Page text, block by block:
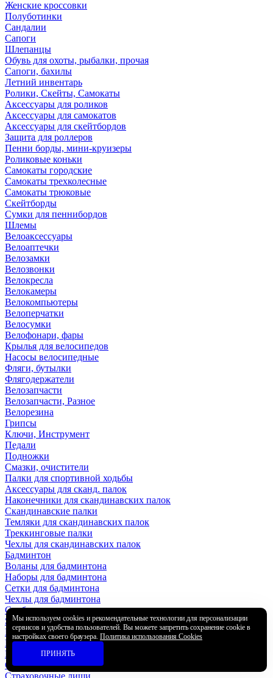
Женские кроссовки
Полуботинки
Сандалии
Сапоги
Шлепанцы
Обувь для охоты, рыбалки, прочая
Сапоги, бахилы
Летний инвентарь
Ролики, Скейты, Самокаты
Аксессуары для роликов
Аксессуары для самокатов
Аксессуары для скейтбордов
Защита для роллеров
Пенни борды, мини-круизеры
Роликовые коньки
Самокаты городские
Самокаты трехколесные
Самокаты трюковые
Скейтборды
Сумки для пеннибордов
Шлемы
Велоаксессуары
Велоаптечки
Велозамки
Велозвонки
Велокресла
Велокамеры
Велокомпьютеры
Велоперчатки
Велосумки
Велофонари, фары
Крылья для велосипедов
Насосы велосипедные
Фляги, бутылки
Флягодержатели
Велозапчасти
Велозапчасти, Разное
Велорезина
Грипсы
Ключи, Инструмент
Педали
Подножки
Смазки, очистители
Палки для спортивной ходьбы
Аксессуары для сканд. палок
Наконечники для скандинавских палок
Скандинавские палки
Темляки для скандинавских палок
Треккинговые палки
Чехлы для скандинавских палок
Бадминтон
Воланы для бадминтона
Наборы для бадминтона
Сетки для бадминтона
Чехлы для бадминтона
Сапборды
SUP-доски
Насосы для SUP
Рем.наборы для SUP
Плавники для SUP
Сидения для SUP
Страховочные лиши
Мы используем cookies и рекомендательные технологии для персонализации
сервисов и удобства пользователей. Вы можете запретить сохранение cookie в
настройках своего браузера. Политика использования Cookies
ПРИНЯТЬ